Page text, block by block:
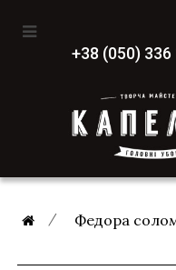
+38 (050) 336
Федора